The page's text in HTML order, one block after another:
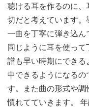
聴ける耳を作るのに
切だと考えています。
一曲を丁寧に弾き込ん
同じように耳を使っ
譜も早い時期にでき
中できるようになるの
す。また曲の形式や調
慣れてていきます。